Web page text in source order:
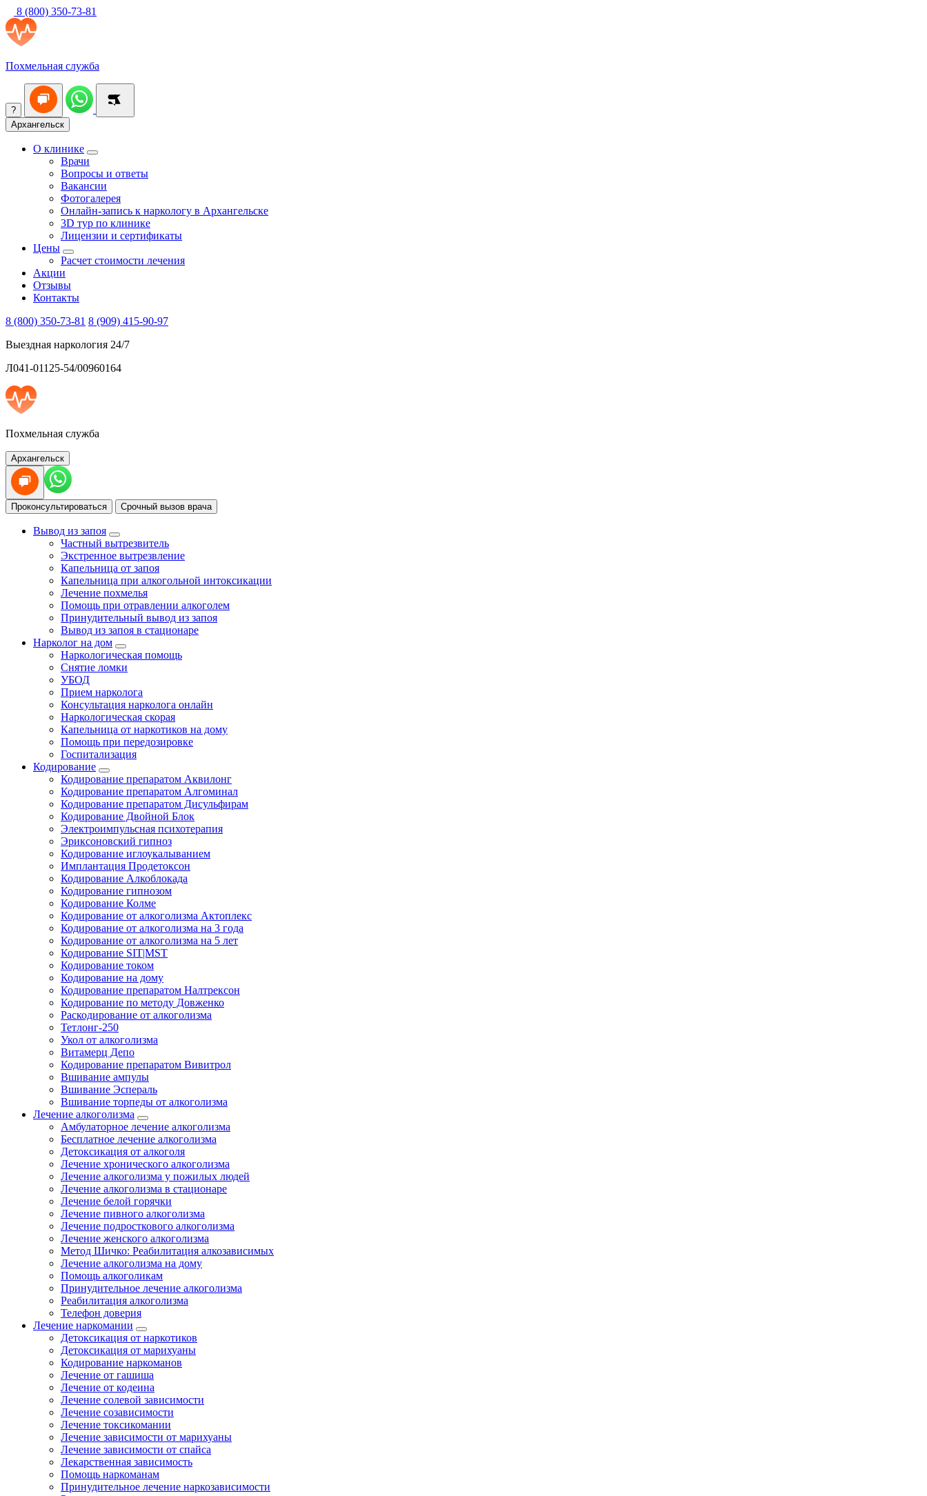
8 (800) 350-73-81
Похмельная служба
?
Архангельск
О клинике
Врачи
Вопросы и ответы
Вакансии
Фотогалерея
Онлайн-запись к наркологу в Архангельске
3D тур по клинике
Лицензии и сертификаты
Цены
Расчет стоимости лечения
Акции
Отзывы
Контакты
8 (800) 350-73-81 8 (909) 415-90-97
Выездная наркология 24/7
Л041-01125-54/00960164
Похмельная служба
Архангельск
Проконсультироваться Срочный вызов врача
Вывод из запоя
Частный вытрезвитель
Экстренное вытрезвление
Капельница от запоя
Капельница при алкогольной интоксикации
Лечение похмелья
Помощь при отравлении алкоголем
Принудительный вывод из запоя
Вывод из запоя в стационаре
Нарколог на дом
Наркологическая помощь
Снятие ломки
УБОД
Прием нарколога
Консультация нарколога онлайн
Наркологическая скорая
Капельница от наркотиков на дому
Помощь при передозировке
Госпитализация
Кодирование
Кодирование препаратом Аквилонг
Кодирование препаратом Алгоминал
Кодирование препаратом Дисульфирам
Кодирование Двойной Блок
Электроимпульсная психотерапия
Эриксоновский гипноз
Кодирование иглоукалыванием
Имплантация Продетоксон
Кодирование Алкоблокада
Кодирование гипнозом
Кодирование Колме
Кодирование от алкоголизма Актоплекс
Кодирование от алкоголизма на 3 года
Кодирование от алкоголизма на 5 лет
Кодирование SIT|MST
Кодирование током
Кодирование на дому
Кодирование препаратом Налтрексон
Кодирование по методу Довженко
Раскодирование от алкоголизма
Тетлонг-250
Укол от алкоголизма
Витамерц Депо
Кодирование препаратом Вивитрол
Вшивание ампулы
Вшивание Эспераль
Вшивание торпеды от алкоголизма
Лечение алкоголизма
Амбулаторное лечение алкоголизма
Бесплатное лечение алкоголизма
Детоксикация от алкоголя
Лечение хронического алкоголизма
Лечение алкоголизма у пожилых людей
Лечение алкоголизма в стационаре
Лечение белой горячки
Лечение пивного алкоголизма
Лечение подросткового алкоголизма
Лечение женского алкоголизма
Метод Шичко: Реабилитация алкозависимых
Лечение алкоголизма на дому
Помощь алкоголикам
Принудительное лечение алкоголизма
Реабилитация алкоголизма
Телефон доверия
Лечение наркомании
Детоксикация от наркотиков
Детоксикация от марихуаны
Кодирование наркоманов
Лечение от гашиша
Лечение от кодеина
Лечение солевой зависимости
Лечение созависимости
Лечение токсикомании
Лечение зависимости от марихуаны
Лечение зависимости от спайса
Лекарственная зависимость
Помощь наркоманам
Принудительное лечение наркозависимости